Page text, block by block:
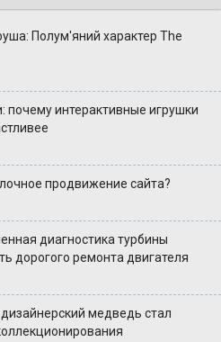
Полум'яний характер The
почему интерактивные игрушки
продвижение сайта?
диагностика турбины
дорогого ремонта двигателя
медведь стал